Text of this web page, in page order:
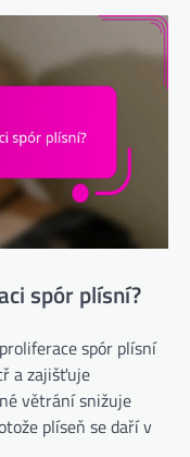
spór plísní?
spór plísní
a zajišťuje
větrání snižuje
plíseň se daří v